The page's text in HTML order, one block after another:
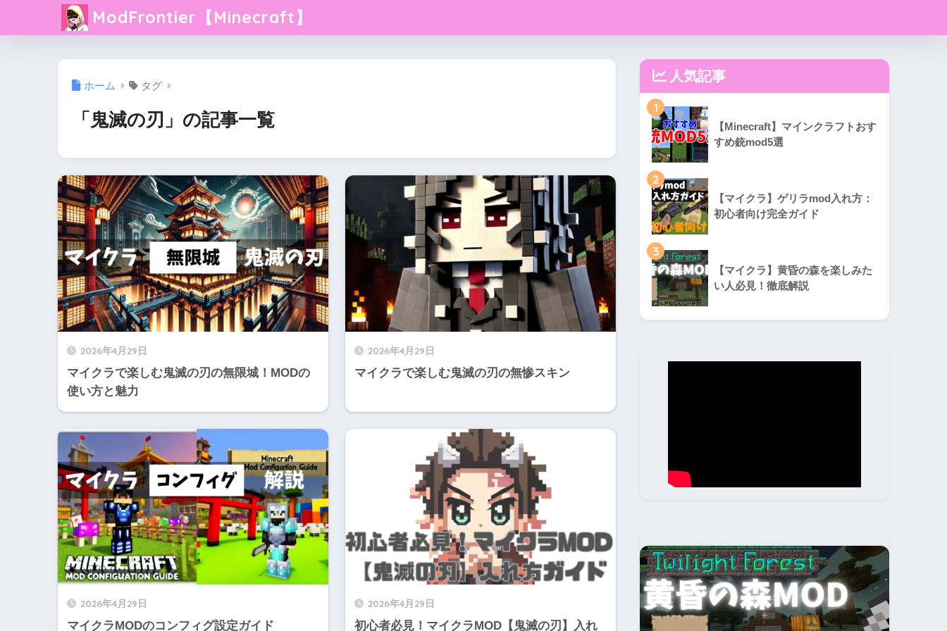
ModFrontier【Minecraft】
ホーム タグ
「鬼滅の刃」の記事一覧
2026年4月29日
マイクラで楽しむ鬼滅の刃の無限城！MODの
使い方と魅力
2026年4月29日
マイクラで楽しむ鬼滅の刃の無惨スキン
2026年4月29日
マイクラMODのコンフィグ設定ガイド
2026年4月29日
初心者必見！マイクラMOD【鬼滅の刃】入れ
人気記事
1
【Minecraft】マインクラフトおす
すめ銃mod5選
2
【マイクラ】ゲリラmod入れ方：
初心者向け完全ガイド
3
【マイクラ】黄昏の森を楽しみた
い人必見！徹底解説